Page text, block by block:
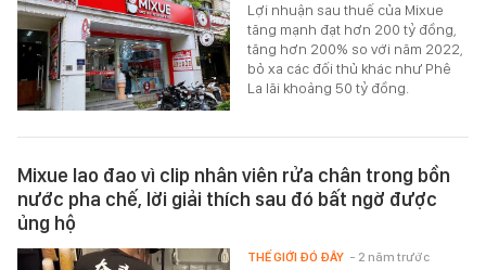
Lợi nhuận sau thuế của Mixue
tăng mạnh đạt hơn 200 tỷ đồng,
tăng hơn 200% so với năm 2022,
bỏ xa các đối thủ khác như Phê
La lãi khoảng 50 tỷ đồng.
Mixue lao đao vì clip nhân viên rửa chân trong bồn
nước pha chế, lời giải thích sau đó bất ngờ được
ủng hộ
THẾ GIỚI ĐÓ ĐÂY - 2 năm trước